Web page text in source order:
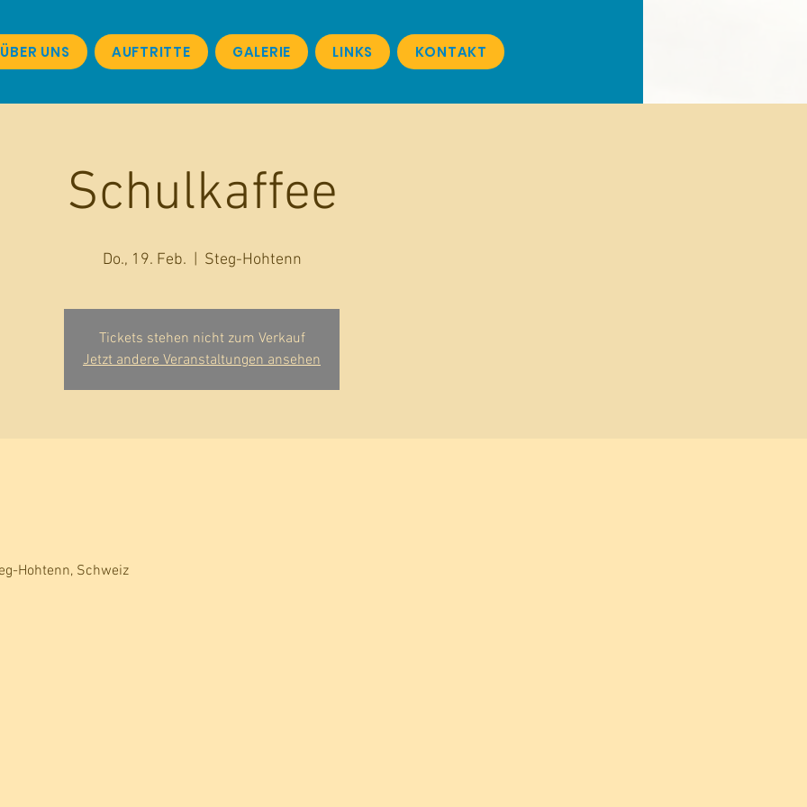
ÜBER UNS AUFTRITTE GALERIE LINKS KONTAKT
Schulkaffee
Do., 19. Feb. Steg-Hohtenn
Tickets stehen nicht zum Verkauf
Jetzt andere Veranstaltungen ansehen
Hohtenn, Schweiz